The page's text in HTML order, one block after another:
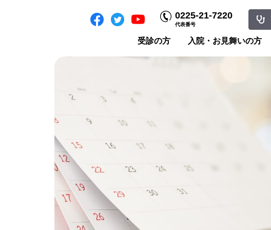
0225-21-7220
代表番号
受診の方 入院・お見舞いの方